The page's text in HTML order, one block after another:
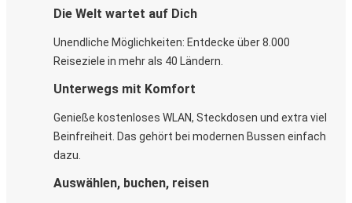
Die Welt wartet auf Dich
Unendliche Möglichkeiten: Entdecke über 8.000
Reiseziele in mehr als 40 Ländern.
Unterwegs mit Komfort
Genieße kostenloses WLAN, Steckdosen und extra viel
Beinfreiheit. Das gehört bei modernen Bussen einfach
dazu.
Auswählen, buchen, reisen